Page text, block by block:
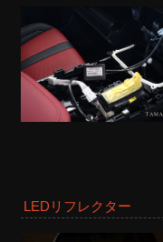
LEDリフレクター